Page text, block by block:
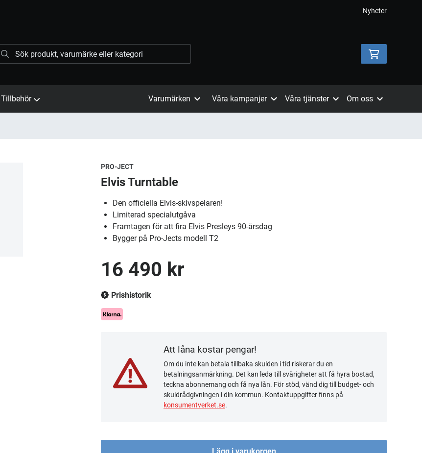
Nyheter
Tillbehör Varumärken Våra kampanjer Våra tjänster Om oss
PRO-JECT
Elvis Turntable
Den officiella Elvis-skivspelaren!
Limiterad specialutgåva
Framtagen för att fira Elvis Presleys 90-årsdag
Bygger på Pro-Jects modell T2
16 490 kr
Prishistorik
Att låna kostar pengar!
Om du inte kan betala tillbaka skulden i tid riskerar du en
betalningsanmärkning. Det kan leda till svårigheter att få hyra bostad,
teckna abonnemang och få nya lån. För stöd, vänd dig till budget- och
skuldrådgivningen i din kommun. Kontaktuppgifter finns på
konsumentverket.se.